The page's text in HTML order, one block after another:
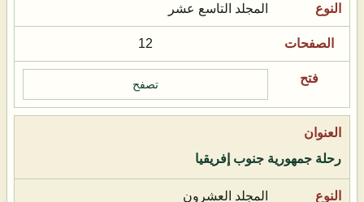
المجلد التاسع عشر
12
تصفح
رحلة جمهورية جنوب إفريقيا
المجلد العشرون